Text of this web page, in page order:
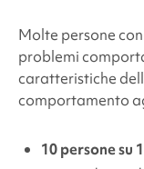
Molte persone con
problemi
caratteristiche
comportamento
10 persone su